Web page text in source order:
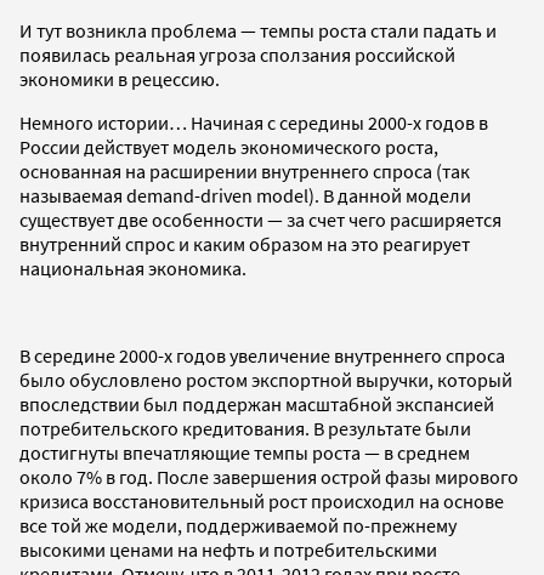
И тут возникла проблема — темпы роста стали падать и
появилась реальная угроза сползания российской
экономики в рецессию.
Немного истории… Начиная с середины 2000-х годов в
России действует модель экономического роста,
основанная на расширении внутреннего спроса (так
называемая demand-driven model). В данной модели
существует две особенности — за счет чего расширяется
внутренний спрос и каким образом на это реагирует
национальная экономика.
В середине 2000-х годов увеличение внутреннего спроса
было обусловлено ростом экспортной выручки, который
впоследствии был поддержан масштабной экспансией
потребительского кредитования. В результате были
достигнуты впечатляющие темпы роста — в среднем
около 7% в год. После завершения острой фазы мирового
кризиса восстановительный рост происходил на основе
все той же модели, поддерживаемой по-прежнему
высокими ценами на нефть и потребительскими